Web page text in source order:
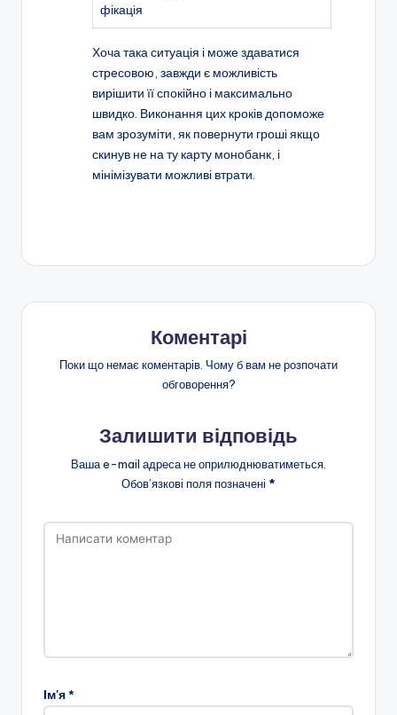
фікація
Хоча така ситуація і може здаватися
стресовою, завжди є можливість
вирішити її спокійно і максимально
швидко. Виконання цих кроків допоможе
вам зрозуміти, як повернути гроші якщо
скинув не на ту карту монобанк, і
мінімізувати можливі втрати.
Коментарі
Поки що немає коментарів. Чому б вам не розпочати
обговорення?
Залишити відповідь
Ваша e-mail адреса не оприлюднюватиметься.
Обов’язкові поля позначені *
Ім'я*